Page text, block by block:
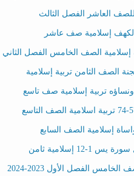
للصف العاشر الفصل الثالث
إسلامية صف عاشر
الصف الخامس الفصل الثاني
الصف الثامن تربية إسلامية
تربية إسلامية صف تاسع
إسلامية الصف السابع
إسلامية ثامن
الفصل الأول 2023-2024